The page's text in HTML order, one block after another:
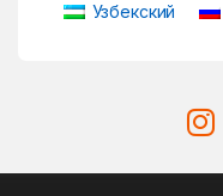
Узбекский